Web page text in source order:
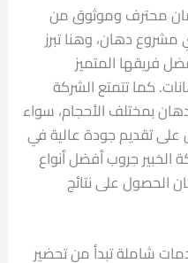
محترف وموثوق من
دهان، وهنا تبرز
فريقها المتميز
كما تتمتع الشركة
بمختلف الأحجام، سواء
على تقديم جودة عالية في
الخبير جروب أفضل أنواع
الحصول على نتائج
شاملة تبدأ من تحضير